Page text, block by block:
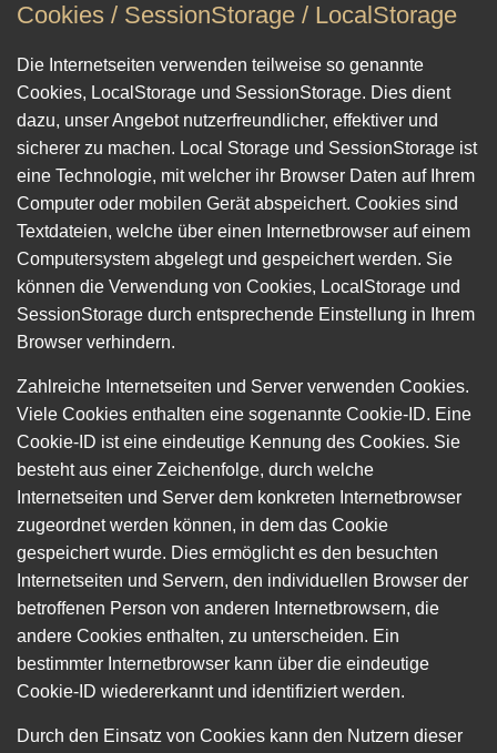
Cookies / SessionStorage / LocalStorage
Die Internetseiten verwenden teilweise so genannte
Cookies, LocalStorage und SessionStorage. Dies dient
dazu, unser Angebot nutzerfreundlicher, effektiver und
sicherer zu machen. Local Storage und SessionStorage ist
eine Technologie, mit welcher ihr Browser Daten auf Ihrem
Computer oder mobilen Gerät abspeichert. Cookies sind
Textdateien, welche über einen Internetbrowser auf einem
Computersystem abgelegt und gespeichert werden. Sie
können die Verwendung von Cookies, LocalStorage und
SessionStorage durch entsprechende Einstellung in Ihrem
Browser verhindern.
Zahlreiche Internetseiten und Server verwenden Cookies.
Viele Cookies enthalten eine sogenannte Cookie-ID. Eine
Cookie-ID ist eine eindeutige Kennung des Cookies. Sie
besteht aus einer Zeichenfolge, durch welche
Internetseiten und Server dem konkreten Internetbrowser
zugeordnet werden können, in dem das Cookie
gespeichert wurde. Dies ermöglicht es den besuchten
Internetseiten und Servern, den individuellen Browser der
betroffenen Person von anderen Internetbrowsern, die
andere Cookies enthalten, zu unterscheiden. Ein
bestimmter Internetbrowser kann über die eindeutige
Cookie-ID wiedererkannt und identifiziert werden.
Durch den Einsatz von Cookies kann den Nutzern dieser